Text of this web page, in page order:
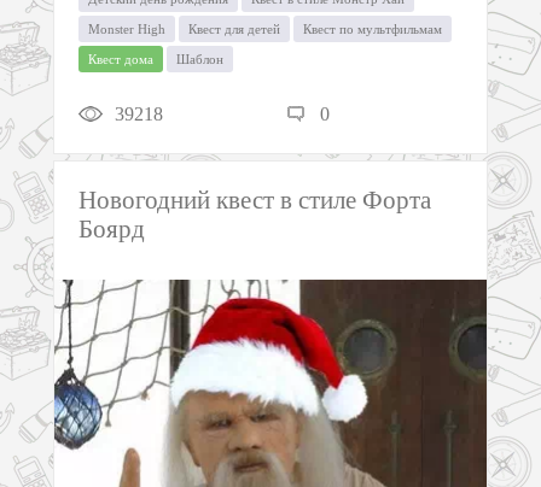
Monster High Квест для детей Квест по мультфильмам
Квест дома Шаблон
39218 0
Новогодний квест в стиле Форта
Боярд